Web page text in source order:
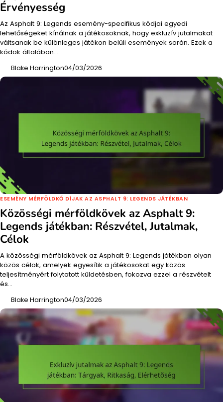
Érvényesség
Az Asphalt 9: Legends esemény-specifikus kódjai egyedi
lehetőségeket kínálnak a játékosoknak, hogy exkluzív jutalmakat
váltsanak be különleges játékon belüli események során. Ezek a
kódok általában…
Blake Harrington04/03/2026
ESEMÉNY MÉRFÖLDKŐ DÍJAK AZ ASPHALT 9: LEGENDS JÁTÉKBAN
Közösségi mérföldkövek az Asphalt 9:
Legends játékban: Részvétel, Jutalmak,
Célok
A közösségi mérföldkövek az Asphalt 9: Legends játékban olyan
közös célok, amelyek egyesítik a játékosokat egy közös
teljesítményért folytatott küldetésben, fokozva ezzel a részvételt
és…
Blake Harrington04/03/2026